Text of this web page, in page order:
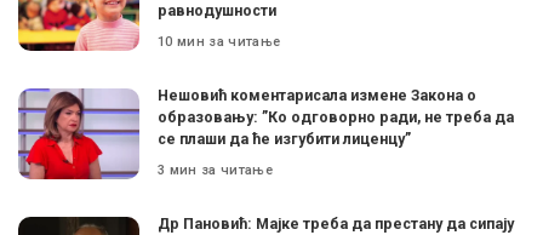
равнодушности
10 мин за читање
Нешовић коментарисала измене Закона о
образовању: ”Ко одговорно ради, не треба да
се плаши да ће изгубити лиценцу”
3 мин за читање
Др Пановић: Мајке треба да престану да сипају